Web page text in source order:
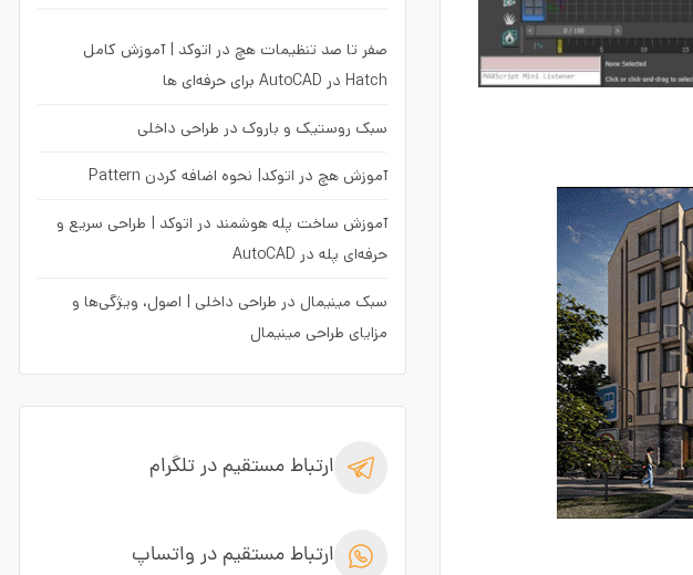
صفر تا صد تنظیمات هچ در اتوکد | آموزش کامل
Hatch در AutoCAD برای حرفه‌ای ها
سبک روستیک و باروک در طراحی داخلی
آموزش هچ در اتوکد| نحوه اضافه کردن Pattern
آموزش ساخت پله هوشمند در اتوکد | طراحی سریع و
حرفه‌ای پله در AutoCAD
سبک مینیمال در طراحی داخلی | اصول، ویژگی‌ها و
مزایای طراحی مینیمال
ارتباط مستقیم در تلگرام
ارتباط مستقیم در واتساپ